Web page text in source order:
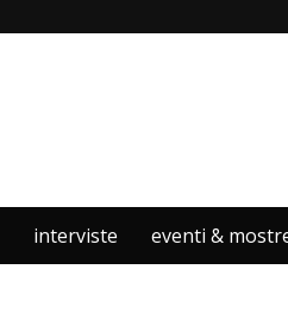
interviste eventi &